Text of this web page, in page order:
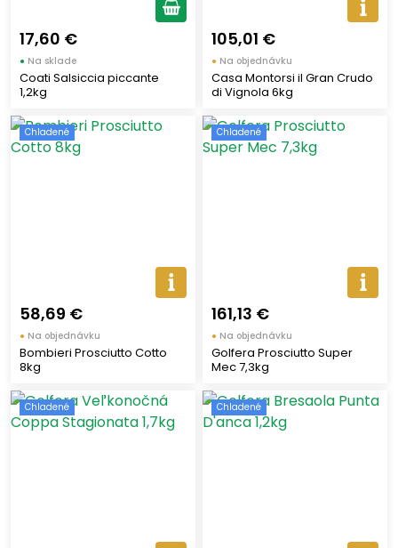
17,60 €
● Na sklade
Coati Salsiccia piccante
1,2kg
105,01 €
● Na objednávku
Casa Montorsi il Gran Crudo
di Vignola 6kg
Chladené
58,69 €
● Na objednávku
Bombieri Prosciutto Cotto
8kg
Chladené
161,13 €
● Na objednávku
Golfera Prosciutto Super
Mec 7,3kg
Chladené Chladené